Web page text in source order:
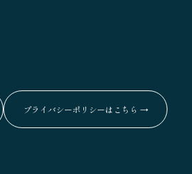
プライバシーポリシーはこちら →